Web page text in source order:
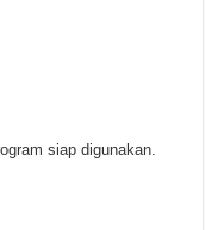
siap digunakan.